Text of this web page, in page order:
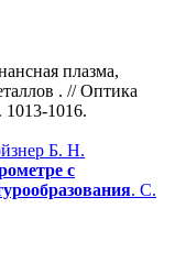
плазма,
. // Оптика
1016.
Б. Н.
с
. С.